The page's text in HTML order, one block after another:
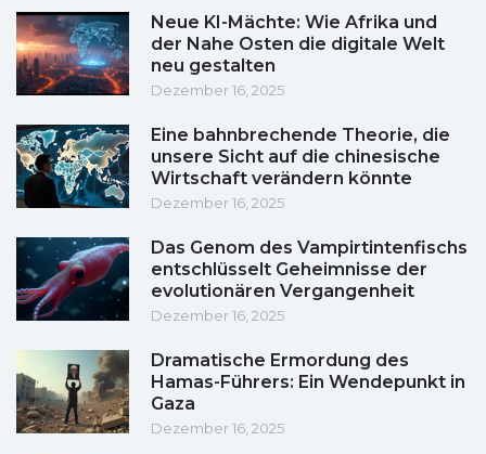
Neue KI-Mächte: Wie Afrika und
der Nahe Osten die digitale Welt
neu gestalten
Dezember 16, 2025
Eine bahnbrechende Theorie, die
unsere Sicht auf die chinesische
Wirtschaft verändern könnte
Dezember 16, 2025
Das Genom des Vampirtintenfischs
entschlüsselt Geheimnisse der
evolutionären Vergangenheit
Dezember 16, 2025
Dramatische Ermordung des
Hamas-Führers: Ein Wendepunkt in
Gaza
Dezember 16, 2025